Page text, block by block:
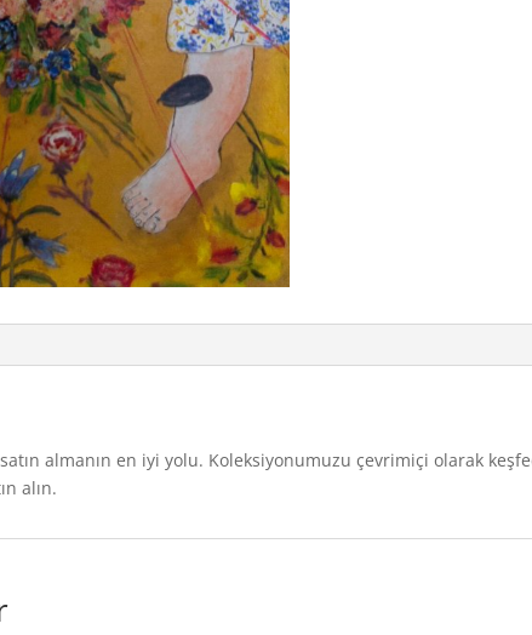
almanın en iyi yolu. Koleksiyonumuzu çevrimiçi olarak
alın.